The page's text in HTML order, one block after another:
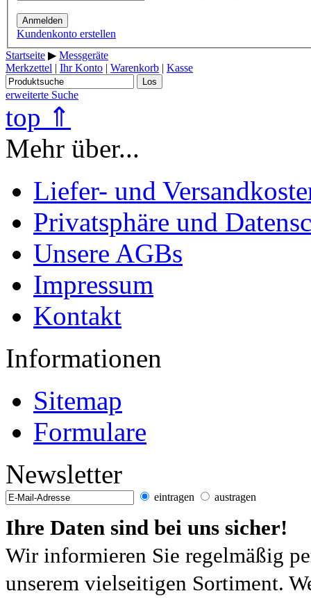
Anmelden
Kundenkonto erstellen
Startseite ▶ Messgeräte
Merkzettel | Ihr Konto | Warenkorb | Kasse
Los
erweiterte Suche
top ⇑
Mehr über...
Liefer- und
Privatsphäre und
Unsere AGBs
Impressum
Kontakt
Informationen
Sitemap
Formulare
Newsletter
eintragen austragen
Ihre Daten sind bei uns sicher!
Wir informieren Sie regelmäßig
unserem vielseitigen Sortiment.